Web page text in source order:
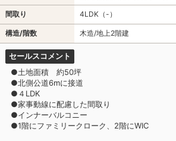
間取り 4LDK（-）
構造/階数 木造/地上2階建
セールスコメント
●土地面積 約50坪
●北側公道6mに接道
●４LDK
●家事動線に配慮した間取り
●インナーバルコニー
●1階にファミリークローク、2階にWIC